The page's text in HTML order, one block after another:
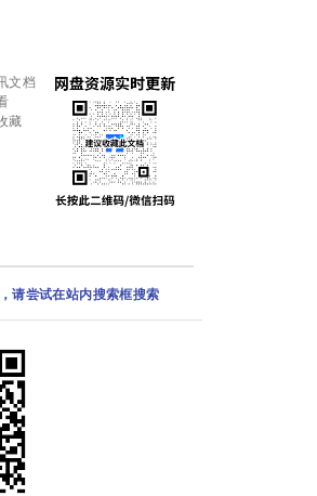
文档
藏
请尝试在站内搜索框搜索